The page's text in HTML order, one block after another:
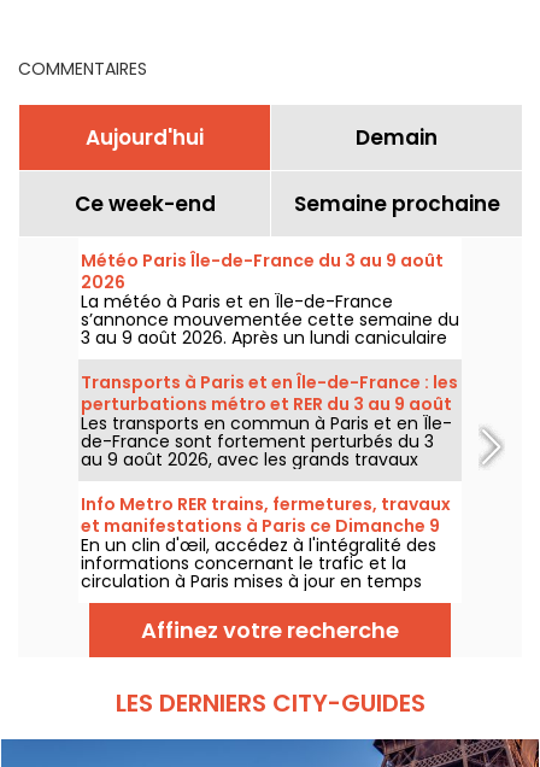
COMMENTAIRES
Aujourd'hui Demain
Ce week-end Semaine prochaine
Météo Paris Île-de-France du 3 au 9 août
2026
La météo à Paris et en Île-de-France
s’annonce mouvementée cette semaine du
3 au 9 août 2026. Après un lundi caniculaire
marqué par un risque d’orages, les
températures vont progressivement baisser
avant le retour d’un temps plus chaud et
ensoleillé pour le week-end.
Transports à Paris et en Île-de-France : les
perturbations métro et RER du 3 au 9 août
2026
Les transports en commun à Paris et en Île-
de-France sont fortement perturbés du 3
au 9 août 2026, avec les grands travaux
d'été qui impactent très durement
certaines lignes, selon la RATP et SNCF.
Info Metro RER trains, fermetures, travaux
et manifestations à Paris ce Dimanche 9
août 2026
En un clin d'œil, accédez à l'intégralité des
informations concernant le trafic et la
circulation à Paris mises à jour en temps
réel. Metro RER et Transilien de la RATP,
travaux, circulation, grands évènements et
manifestations, on vous donne toutes les
informations pratiques à connaître avant de
Affinez votre recherche
LES DERNIERS CITY-GUIDES